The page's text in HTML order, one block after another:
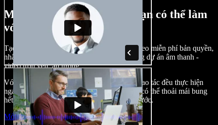
Một vài ví dụ về những gì bạn có thể làm
với Speechify Studio
Tạo lồng tiếng, chèn hình ảnh, âm thanh, video miễn phí bản quyền,
nhân bản giọng nói của bạn để tạo nên những dự án âm thanh -
video trọn vẹn, ấn tượng.
Với giao diện trực quan, dễ làm quen, mọi thao tác đều thực hiện
ngay trên trình duyệt, nhà sáng tạo nội dung có thể thoải mái bung
hết ý tưởng mà không còn bị bó buộc như trước.
Mở Studio